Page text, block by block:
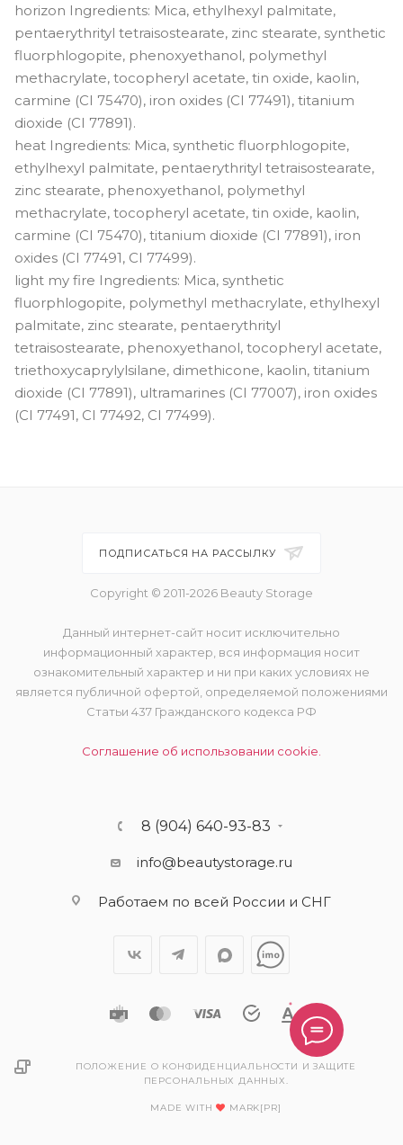
horizon Ingredients: Mica, ethylhexyl palmitate,
pentaerythrityl tetraisostearate, zinc stearate, synthetic
fluorphlogopite, phenoxyethanol, polymethyl
methacrylate, tocopheryl acetate, tin oxide, kaolin,
carmine (CI 75470), iron oxides (CI 77491), titanium
dioxide (CI 77891).
heat Ingredients: Mica, synthetic fluorphlogopite,
ethylhexyl palmitate, pentaerythrityl tetraisostearate,
zinc stearate, phenoxyethanol, polymethyl
methacrylate, tocopheryl acetate, tin oxide, kaolin,
carmine (CI 75470), titanium dioxide (CI 77891), iron
oxides (CI 77491, CI 77499).
light my fire Ingredients: Mica, synthetic
fluorphlogopite, polymethyl methacrylate, ethylhexyl
palmitate, zinc stearate, pentaerythrityl
tetraisostearate, phenoxyethanol, tocopheryl acetate,
triethoxycaprylylsilane, dimethicone, kaolin, titanium
dioxide (CI 77891), ultramarines (CI 77007), iron oxides
(CI 77491, CI 77492, CI 77499).
ПОДПИСАТЬСЯ НА РАССЫЛКУ
Copyright © 2011-2026 Beauty Storage
Данный интернет-сайт носит исключительно
информационный характер, вся информация носит
ознакомительный характер и ни при каких условиях не
является публичной офертой, определяемой положениями
Статьи 437 Гражданского кодекса РФ
Соглашение об использовании cookie.
8 (904) 640-93-83
info@beautystorage.ru
Работаем по всей России и СНГ
ПОЛОЖЕНИЕ О КОНФИДЕНЦИАЛЬНОСТИ И ЗАЩИТЕ
ПЕРСОНАЛЬНЫХ ДАННЫХ.
MADE WITH MARK[PR]